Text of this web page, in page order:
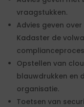
vraagstukken.
Advies geven
Kadaster de
Opstellen van
blauwdrukken en
organisatie.
Toetsen van